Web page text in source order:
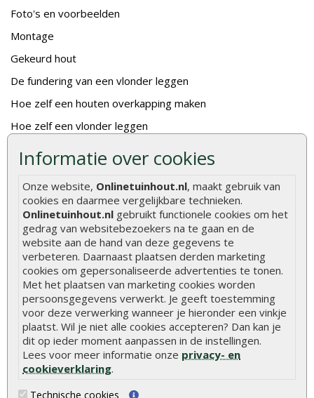
Informatie over cookies
Onze website, Onlinetuinhout.nl, maakt gebruik van
cookies en daarmee vergelijkbare technieken.
Onlinetuinhout.nl gebruikt functionele cookies om het
gedrag van websitebezoekers na te gaan en de
website aan de hand van deze gegevens te
verbeteren. Daarnaast plaatsen derden marketing
cookies om gepersonaliseerde advertenties te tonen.
Met het plaatsen van marketing cookies worden
persoonsgegevens verwerkt. Je geeft toestemming
voor deze verwerking wanneer je hieronder een vinkje
plaatst. Wil je niet alle cookies accepteren? Dan kan je
dit op ieder moment aanpassen in de instellingen.
Lees voor meer informatie onze privacy- en
cookieverklaring.
Technische cookies
Foto's en voorbeelden
Montage
Gekeurd hout
De fundering van een vlonder leggen
Hoe zelf een houten overkapping maken
Hoe zelf een vlonder leggen
Hoe betonpaal plaatsen
De 9 beste tuinschermen van Onlinetuinhout.nl
Stijlvolle houtsoorten voor in de tuin
Duurzame tuin
Welke palen voor een schapenhek
Alle populaire categorieën
Tuinhout
Schutting
Vlonderplanken
Tuinpalen
Tuindeuren
Tuinschermen
Steigerplanken